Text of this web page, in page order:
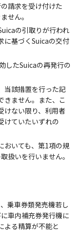
請求を受け付けた
せん。
の引取りが行われ
に基づくSuicaの交付
したSuicaの再発行の
当該措置を行った記
きません。また、こ
けない限り、利用者
けていたいずれの
おいても、第1項の規
扱いを行いません。
乗車券類発売機若し
車内補充券発行機に
よる精算が不能と